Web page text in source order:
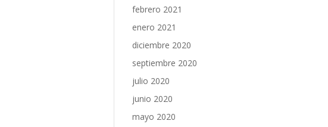
febrero 2021
enero 2021
diciembre 2020
septiembre 2020
julio 2020
junio 2020
mayo 2020